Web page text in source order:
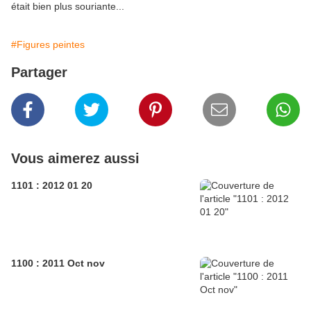
était bien plus souriante...
#Figures peintes
Partager
Vous aimerez aussi
1101 : 2012 01 20
1100 : 2011 Oct nov